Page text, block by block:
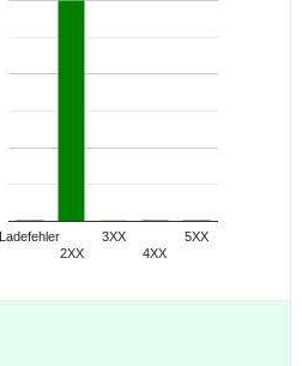
Ladefehler
2XX
3XX
4XX
5XX